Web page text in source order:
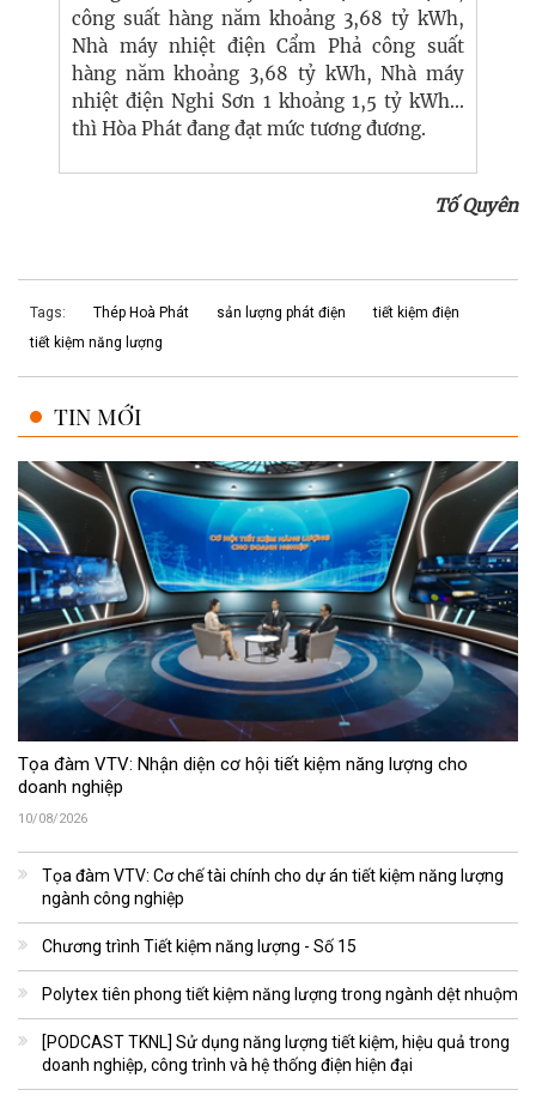
công suất hàng năm khoảng 3,68 tỷ kWh,
Nhà máy nhiệt điện Cẩm Phả công suất
hàng năm khoảng 3,68 tỷ kWh, Nhà máy
nhiệt điện Nghi Sơn 1 khoảng 1,5 tỷ kWh...
thì Hòa Phát đang đạt mức tương đương.
Tố Quyên
Tags: Thép Hoà Phát sản lượng phát điện
tiết kiệm điện
tiết kiệm năng lượng
TIN MỚI
Tọa đàm VTV: Nhận diện cơ hội tiết kiệm năng lượng cho
doanh nghiệp
10/08/2026
Tọa đàm VTV: Cơ chế tài chính cho dự án tiết kiệm năng lượng
ngành công nghiệp
Chương trình Tiết kiệm năng lượng - Số 15
Polytex tiên phong tiết kiệm năng lượng trong ngành dệt nhuộm
[PODCAST TKNL] Sử dụng năng lượng tiết kiệm, hiệu quả trong
doanh nghiệp, công trình và hệ thống điện hiện đại